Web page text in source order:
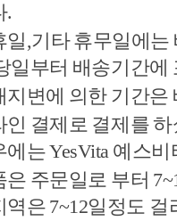
.
일,기타 휴무일에
일부터 배송기간에
지변에 의한 기간
인 결제로 결제를
에는 YesVita 예스
은 주문일로 부터
역은 7~12일정도